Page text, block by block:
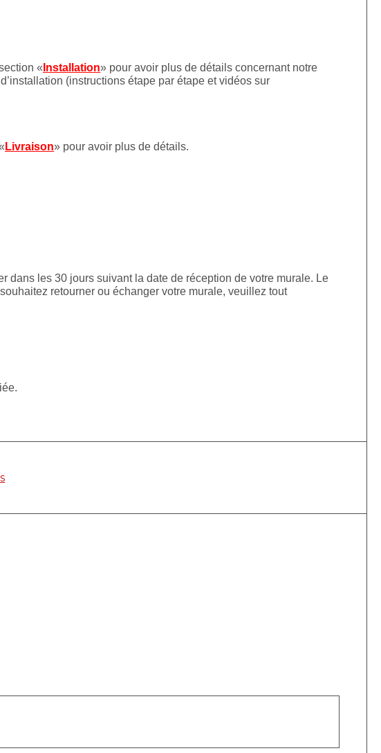
« Installation» pour avoir plus de détails concernant notre
(instructions étape par étape et vidéos sur
Livraison» pour avoir plus de détails.
dans les 30 jours suivant la date de réception de votre murale. Le
retourner ou échanger votre murale, veuillez tout